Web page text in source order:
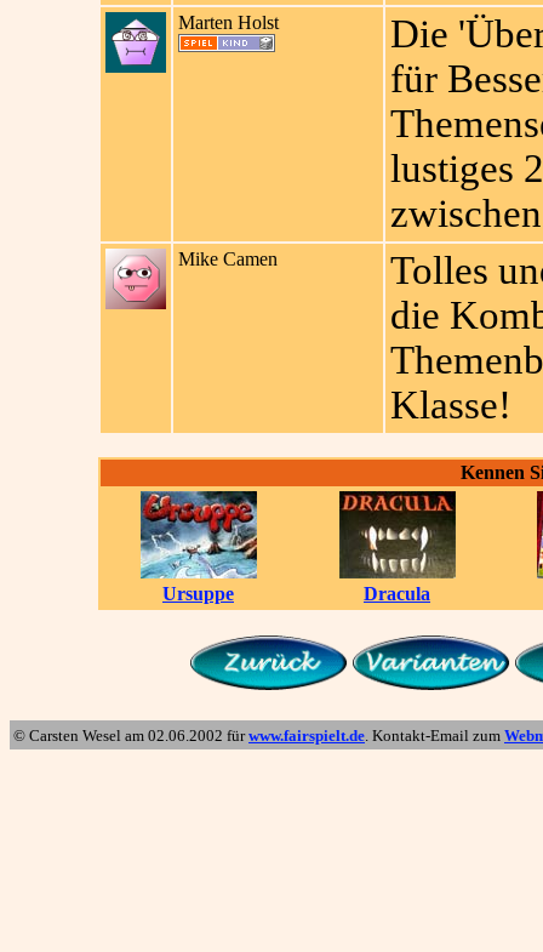
Marten Holst
Die
für
lustiges
Mike Camen
Tolles
die
Klasse!
Kennen
Ursuppe Dracula
© Carsten Wesel am 02.06.2002 fürwww.fairspielt.de. Kontakt-Email zum